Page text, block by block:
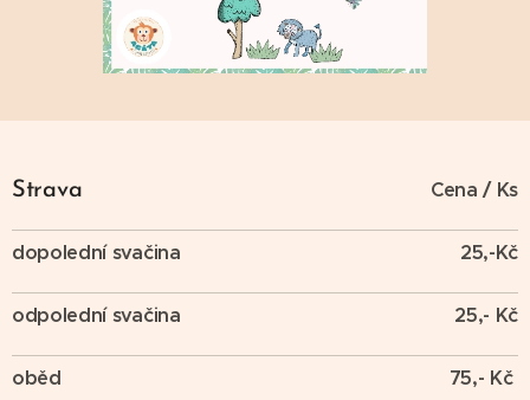
Strava Cena / Ks
dopolední svačina 25,-Kč
odpolední svačina 25,- Kč
oběd 75,- Kč